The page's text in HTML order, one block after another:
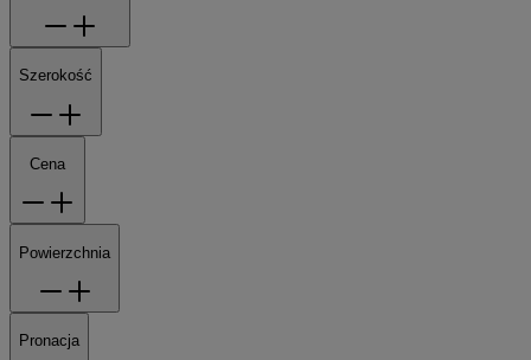
Szerokość
Cena
Powierzchnia
Pronacja